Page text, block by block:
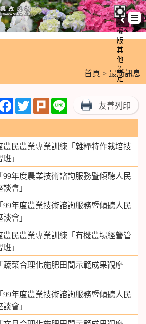
手
機
版
其
他
設
定
首頁 > 最新訊息
FacebookTwitterPlurk Line 友善列印
農民農業專業訓練「雜糧特作栽培技
」
99年度農業技術諮詢服務暨傾聽人民
會」
99年度農業技術諮詢服務暨傾聽人民
會」
農民農業專業訓練「有機農場經營管
」
蔬菜合理化施肥田間示範成果觀摩
99年度農業技術諮詢服務暨傾聽人民
會」